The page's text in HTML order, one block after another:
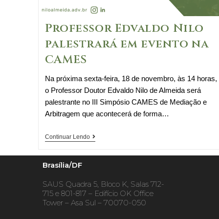
Professor Edvaldo Nilo
palestrará em evento na
CAMES
Na próxima sexta-feira, 18 de novembro, às 14 horas,
o Professor Doutor Edvaldo Nilo de Almeida será
palestrante no III Simpósio CAMES de Mediação e
Arbitragem que acontecerá de forma…
Continuar Lendo
Professor
em
evento
Brasília/DF
SAUS Quadra 5, Bloco K, Salas 712-
715 e 801-817 – Edifício OK Office
Tower – Asa Sul – 70070-050